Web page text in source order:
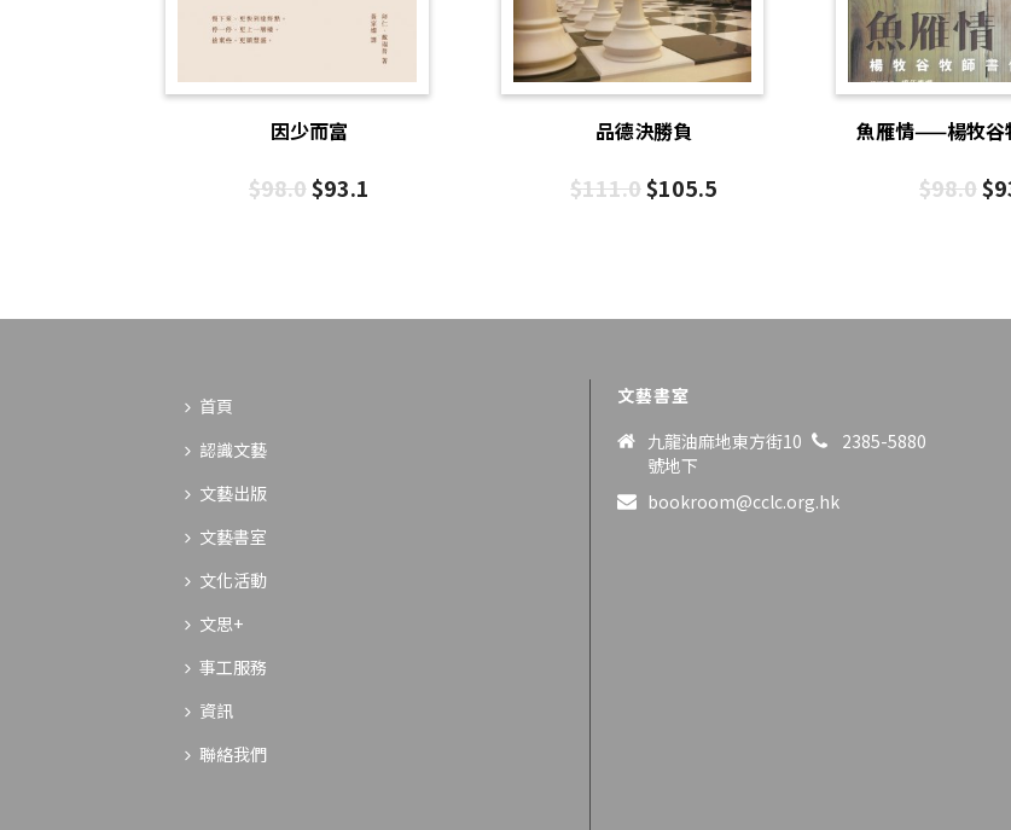
因少而富
$98.0$93.1
品德決勝負
$111.0$105.5
魚雁情——楊牧谷
$98.0$
首頁
認識文藝
文藝出版
文藝書室
文化活動
文思+
事工服務
資訊
聯絡我們
文藝書室
九龍油麻地東方街10
號地下
2385-5880
bookroom@cclc.org.hk